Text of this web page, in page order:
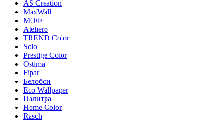
AS Creation
MaxWall
МОФ
Ateliero
TREND Color
Solo
Prestige Color
Ostima
Fipar
Белобои
Eco Wallpaper
Палитра
Home Color
Rasch